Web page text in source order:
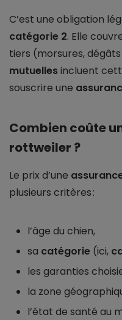
C’est une obligation
catégorie 2. Elle
tiers (morsures,
mutuellesincluent
souscrire une
Combien coûte
rottweiler ?
Le prix d’une
plusieurs critères :
l’âge du chien,
sa catégorie (ici,
les garanties
la zone
l’état de santé au